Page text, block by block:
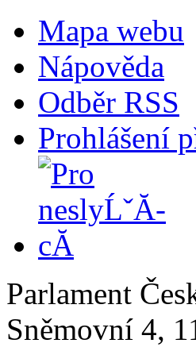
Mapa webu
Nápověda
Odběr RSS
Prohlášení
Parlament
Sněmovní 4,